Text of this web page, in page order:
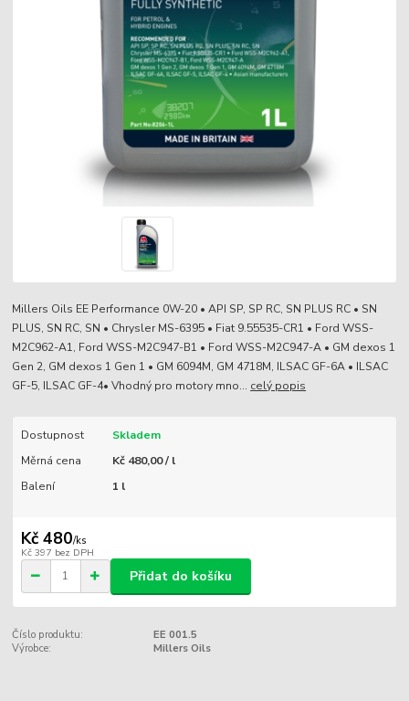
Millers Oils EE Performance 0W-20 • API SP, SP RC, SN PLUS RC • SN
PLUS, SN RC, SN • Chrysler MS-6395 • Fiat 9.55535-CR1 • Ford WSS-
M2C962-A1, Ford WSS-M2C947-B1 • Ford WSS-M2C947-A • GM dexos 1
Gen 2, GM dexos 1 Gen 1 • GM 6094M, GM 4718M, ILSAC GF-6A • ILSAC
GF-5, ILSAC GF-4• Vhodný pro motory mno... celý popis
Dostupnost
Skladem
Měrná cena
Kč 480,00 / l
Balení
1 l
Kč 480/ks
Kč 397 bez DPH
Přidat do košíku
Číslo produktu:
EE 001.5
Výrobce:
Millers Oils